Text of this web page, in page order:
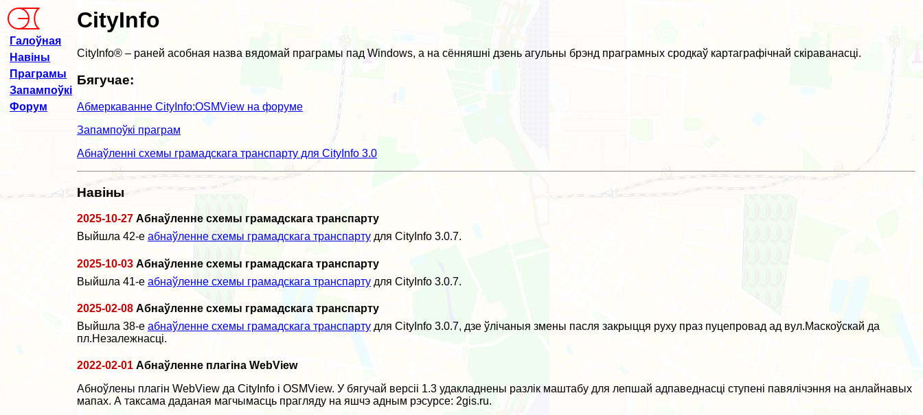
CityInfo
CityInfo® – раней асобная назва вядомай праграмы пад Windows, а на сённяшні дзень агульны брэнд праграмных сродкаў картаграфічнай скіраванасці.
Бягучае:
Абмеркаванне CityInfo:OSMView на форуме
Запампоўкі праграм
Абнаўленні схемы грамадскага транспарту для CityInfo 3.0
Навіны
2025-10-27 Абнаўленне схемы грамадскага транспарту
Выйшла 42-е абнаўленне схемы грамадскага транспарту для CityInfo 3.0.7.
2025-10-03 Абнаўленне схемы грамадскага транспарту
Выйшла 41-е абнаўленне схемы грамадскага транспарту для CityInfo 3.0.7.
2025-02-08 Абнаўленне схемы грамадскага транспарту
Выйшла 38-е абнаўленне схемы грамадскага транспарту для CityInfo 3.0.7, дзе ўлічаныя змены пасля закрыцця руху праз пуцепровад ад вул.Маскоўскай да
пл.Незалежнасці.
2022-02-01 Абнаўленне плагіна WebView
Абноўлены плагін WebView да CityInfo і OSMView. У бягучай версіі 1.3 удакладнены разлік маштабу для лепшай адпаведнасці ступені павялічэння на анлайнавых
мапах. А таксама даданая магчымасць прагляду на яшчэ адным рэсурсе: 2gis.ru.
Галоўная
Навіны
Праграмы
Запампоўкі
Форум